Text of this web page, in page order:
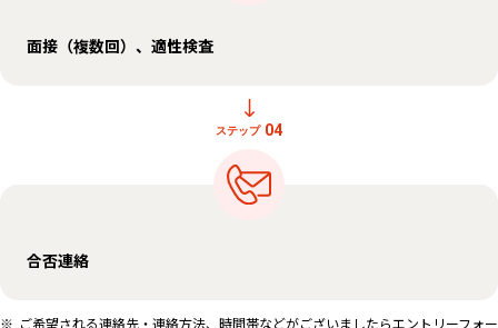
面接（複数回）、適性検査
ステップ 04
合否連絡
ご希望される連絡先・連絡方法、時間帯などがございましたらエントリーフォー